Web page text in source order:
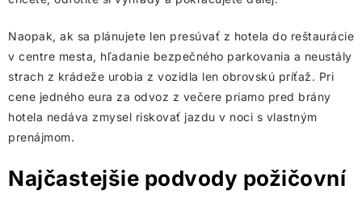
Naopak, ak sa plánujete len presúvať z hotela do reštaurácie
v centre mesta, hľadanie bezpečného parkovania a neustály
strach z krádeže urobia z vozidla len obrovskú príťaž. Pri
cene jedného eura za odvoz z večere priamo pred brány
hotela nedáva zmysel riskovať jazdu v noci s vlastným
prenájmom.
Najčastejšie podvody požičovní